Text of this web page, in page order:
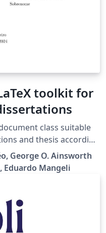
toolkit for
class suitable
and thesis according
by the Alberto Luiz
and Research in
elements following
guidelines. Among
cover, a title page,
George O. Ainsworth
Eduardo Mangeli